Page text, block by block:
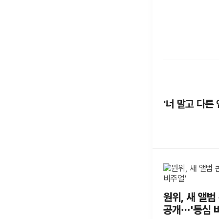
'너 말고 다른
원위, 새 앨
공개…'동심